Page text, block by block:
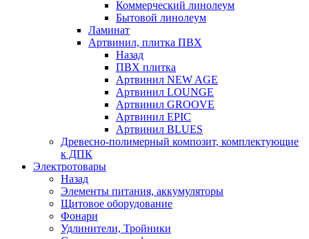
Коммерческий линолеум
Бытовой линолеум
Ламинат
Артвинил, плитка ПВХ
Назад
ПВХ плитка
Артвинил NEW AGE
Артвинил LOUNGE
Артвинил GROOVE
Артвинил EPIC
Артвинил BLUES
Древесно-полимерный композит, комплектующие
к ДПК
Электротовары
Назад
Элементы питания, аккумуляторы
Щитовое оборудование
Фонари
Удлинители, Тройники